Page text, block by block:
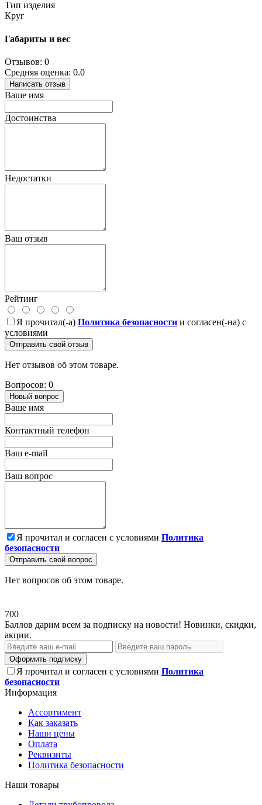
Тип изделия
Круг
Габариты и вес
Отзывов: 0
Средняя оценка: 0.0
Написать отзыв
Ваше имя
Достоинства
Недостатки
Ваш отзыв
Рейтинг
Я прочитал(-а) Политика безопасности и согласен(-на) с
условиями
Отправить свой отзыв
Нет отзывов об этом товаре.
Вопросов: 0
Новый вопрос
Ваше имя
Контактный телефон
Ваш e-mail
Ваш вопрос
Я прочитал и согласен с условиями Политика
безопасности
Отправить свой вопрос
Нет вопросов об этом товаре.
700
Баллов дарим всем за подписку на новости! Новинки, скидки,
акции.
Оформить подписку
Я прочитал и согласен с условиями Политика
безопасности
Информация
Ассортимент
Как заказать
Наши цены
Оплата
Реквизиты
Политика безопасности
Наши товары